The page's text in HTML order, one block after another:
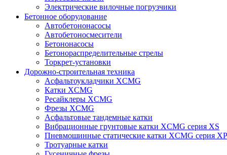
Электрические вилочные погрузчики
Бетонное оборудование
Автобетононасосы
Автобетоносмесители
Бетононасосы
Бетонораспределительные стрелы
Торкрет-установки
Дорожно-строительная техника
Асфальтоукладчики XCMG
Катки XCMG
Ресайклеры XCMG
Фрезы XCMG
Асфальтовые тандемные катки
Вибрационные грунтовые катки XCMG серия XS
Пневмошинные статические катки XCMG серия XP
Тротуарные катки